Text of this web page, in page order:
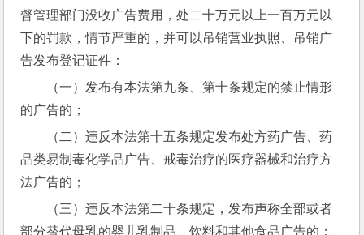
督管理部门没收广告费用，处二十万元以上一百万元以
下的罚款，情节严重的，并可以吊销营业执照、吊销广
告发布登记证件：
（一）发布有本法第九条、第十条规定的禁止情形
的广告的；
（二）违反本法第十五条规定发布处方药广告、药
品类易制毒化学品广告、戒毒治疗的医疗器械和治疗方
法广告的；
（三）违反本法第二十条规定，发布声称全部或者
部分替代母乳的婴儿乳制品、饮料和其他食品广告的；